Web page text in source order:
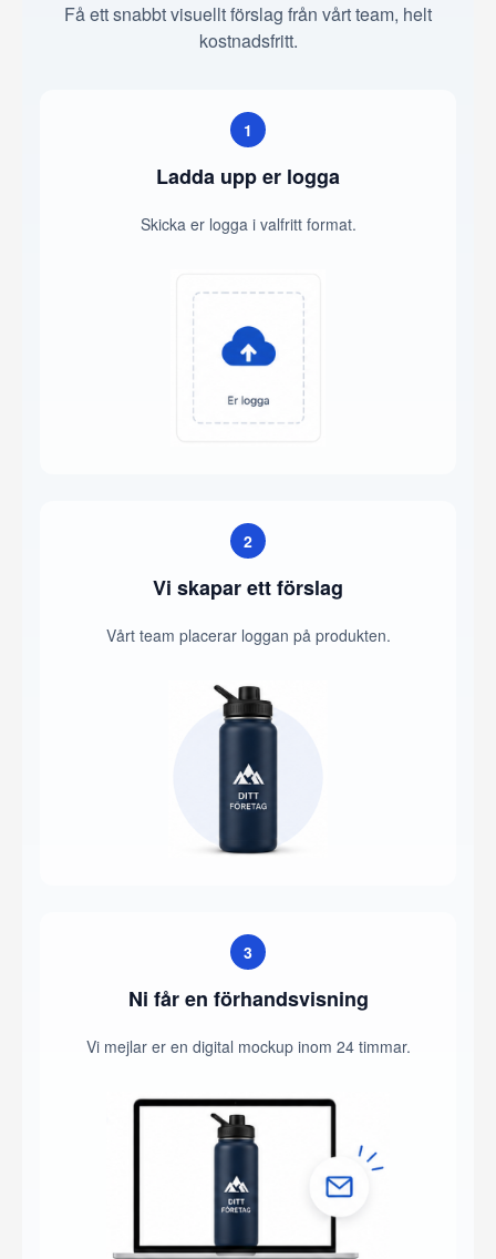
Få ett snabbt visuellt förslag från vårt team, helt
kostnadsfritt.
1
Ladda upp er logga
Skicka er logga i valfritt format.
2
Vi skapar ett förslag
Vårt team placerar loggan på produkten.
3
Ni får en förhandsvisning
Vi mejlar er en digital mockup inom 24 timmar.